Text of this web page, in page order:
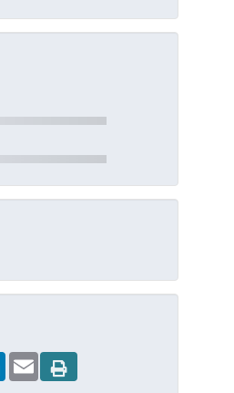
LinkedIn
Email